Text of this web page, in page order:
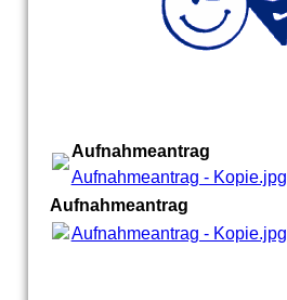
Aufnahmeantrag
Aufnahmeantrag - Kopie.jpg
Aufnahmeantrag
Aufnahmeantrag - Kopie.jpg